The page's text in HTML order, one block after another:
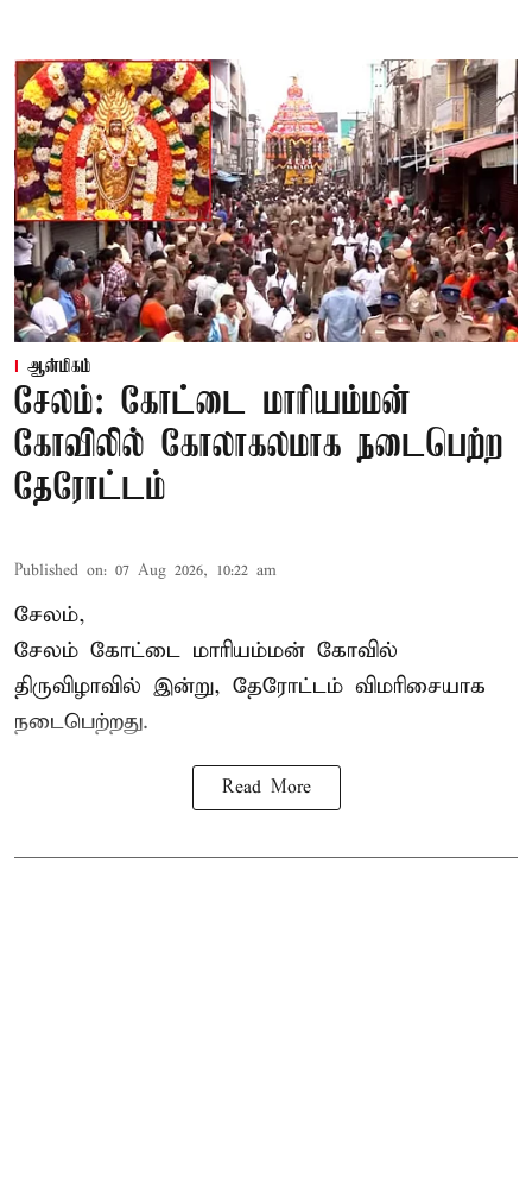
ஆன்மிகம்
சேலம்: கோட்டை மாரியம்மன்
கோவிலில் கோலாகலமாக நடைபெற்ற
தேரோட்டம்
Published on: 07 Aug 2026, 10:22 am
சேலம்,
சேலம் கோட்டை மாரியம்மன் கோவில்
திருவிழாவில் இன்று, தேரோட்டம் விமரிசையாக
நடைபெற்றது.
Read More